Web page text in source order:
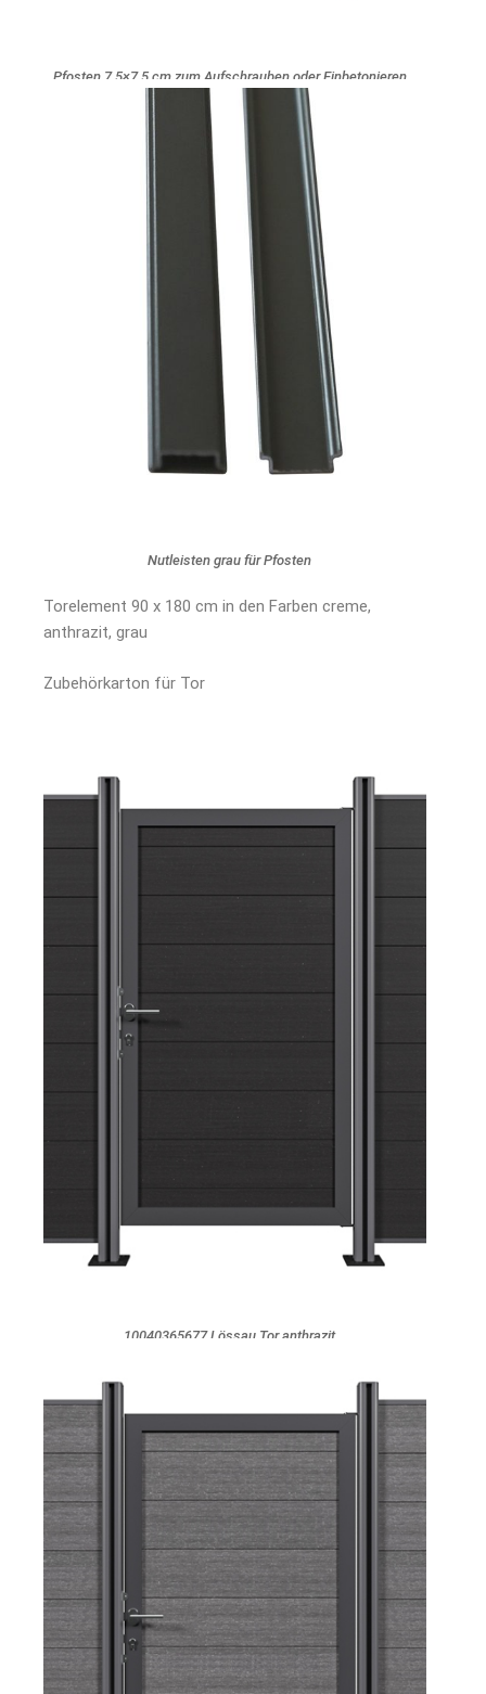
Pfosten 7,5×7,5 cm zum Aufschrauben oder Einbetonieren
Nutleisten grau für Pfosten
Torelement 90 x 180 cm in den Farben creme,
anthrazit, grau
Zubehörkarton für Tor
10040365677 Lössau Tor anthrazit